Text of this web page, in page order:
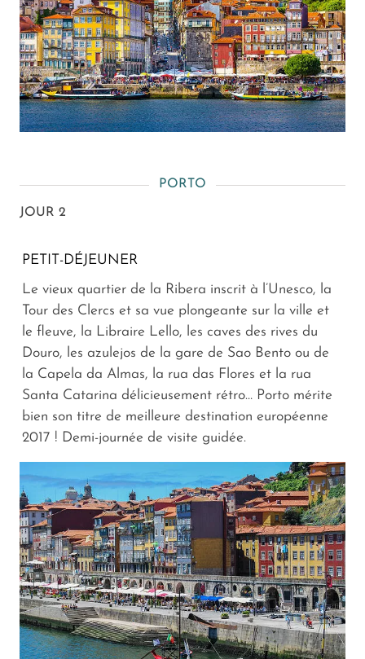
PORTO
JOUR 2
PETIT-DÉJEUNER
Le vieux quartier de la Ribera inscrit à l’Unesco, la
Tour des Clercs et sa vue plongeante sur la ville et
le fleuve, la Libraire Lello, les caves des rives du
Douro, les azulejos de la gare de Sao Bento ou de
la Capela da Almas, la rua das Flores et la rua
Santa Catarina délicieusement rétro… Porto mérite
bien son titre de meilleure destination européenne
2017 ! Demi-journée de visite guidée.